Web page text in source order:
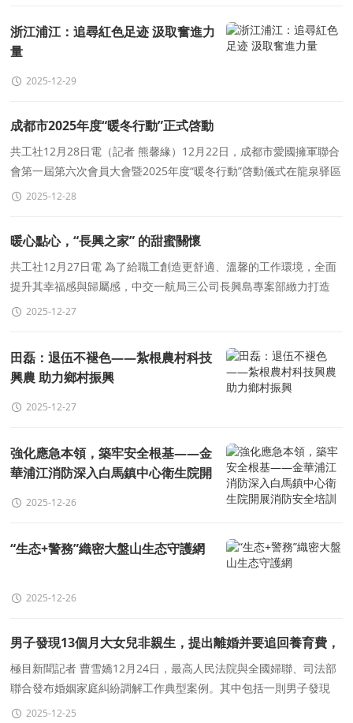
浙江浦江：追尋紅色足迹 汲取奮進力
量
2025-12-29
成都市2025年度“暖冬行動”正式啓動
共工社12月28日電（記者 熊馨緣）12月22日，成都市愛國擁軍聯合
會第一屆第六次會員大會暨2025年度“暖冬行動”啓動儀式在龍泉驿區
舉行。成都市退役軍人事務局主要及分
2025-12-28
暖心點心，“長興之家” 的甜蜜關懷
共工社12月27日電 為了給職工創造更舒適、溫馨的工作環境，全面
提升其幸福感與歸屬感，中交一航局三公司長興島專案部緻力打造
“長興之家”。食堂作為重要組成部分，不
2025-12-27
田磊：退伍不褪色——紮根農村科技
興農 助力鄉村振興
2025-12-27
強化應急本領，築牢安全根基——金
華浦江消防深入白馬鎮中心衛生院開
2025-12-26
“生态+警務”織密大盤山生态守護網
2025-12-26
男子發現13個月大女兒非親生，提出離婚并要追回養育費，
多部門介入調解化解家庭糾紛
極目新聞記者 曹雪嬌12月24日，最高人民法院與全國婦聯、司法部
聯合發布婚姻家庭糾紛調解工作典型案例。其中包括一則男子發現
13個月大的女兒非自己親生，要求和妻子離婚并返還
2025-12-25